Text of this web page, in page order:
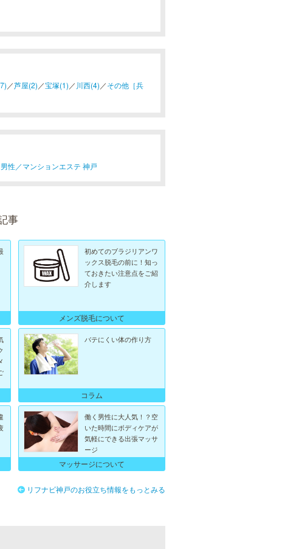
／芦屋(2) ／宝塚(1) ／ 川西(4) ／その他［兵
性／マンションエステ 神戸
事
初めてのブラジリアンワ
ックス脱毛の前に！知っ
ておきたい注意点をご紹
介します
メンズ脱毛について
バテにくい体の作り方
コラム
働く男性に大人気！？空
いた時間にボディケアが
気軽にできる出張マッサ
ージ
マッサージについて
リフナビ神戸のお役立ち情報をもっとみる